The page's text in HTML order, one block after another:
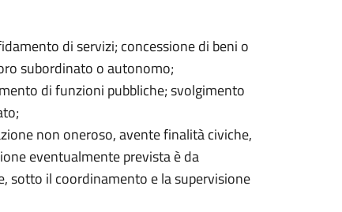
di servizi; concessione di beni o
subordinato o autonomo;
di funzioni pubbliche; svolgimento
non oneroso, avente finalità civiche,
eventualmente prevista è da
sotto il coordinamento e la supervisione